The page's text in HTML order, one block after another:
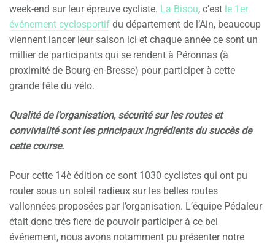
week-end sur leur épreuve cycliste. La Bisou, c’est le 1er
événement cyclosportif du département de l’Ain, beaucoup
viennent lancer leur saison ici et chaque année ce sont un
millier de participants qui se rendent à Péronnas (à
proximité de Bourg-en-Bresse) pour participer à cette
grande fête du vélo.
Qualité de l’organisation, sécurité sur les routes et
convivialité sont les principaux ingrédients du succès de
cette course.
Pour cette 14è édition ce sont 1030 cyclistes qui ont pu
rouler sous un soleil radieux sur les belles routes
vallonnées proposées par l’organisation. L’équipe Pédaleur
était donc très fiere de pouvoir participer à ce bel
événement, nous avons notamment pu présenter notre